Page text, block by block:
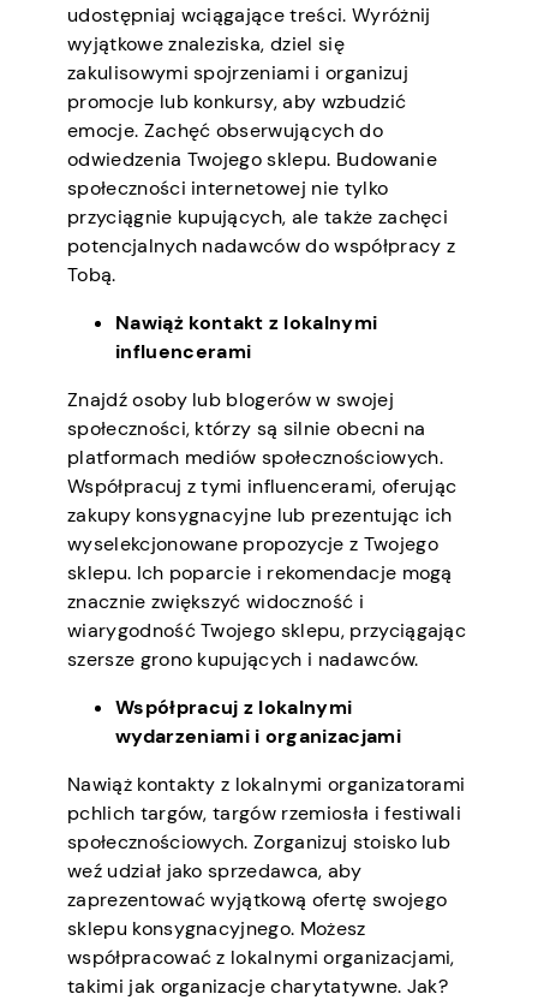
udostępniaj wciągające treści. Wyróżnij
wyjątkowe znaleziska, dziel się
zakulisowymi spojrzeniami i organizuj
promocje lub konkursy, aby wzbudzić
emocje. Zachęć obserwujących do
odwiedzenia Twojego sklepu. Budowanie
społeczności internetowej nie tylko
przyciągnie kupujących, ale także zachęci
potencjalnych nadawców do współpracy z
Tobą.
Nawiąż kontakt z lokalnymi
influencerami
Znajdź osoby lub blogerów w swojej
społeczności, którzy są silnie obecni na
platformach mediów społecznościowych.
Współpracuj z tymi influencerami, oferując
zakupy konsygnacyjne lub prezentując ich
wyselekcjonowane propozycje z Twojego
sklepu. Ich poparcie i rekomendacje mogą
znacznie zwiększyć widoczność i
wiarygodność Twojego sklepu, przyciągając
szersze grono kupujących i nadawców.
Współpracuj z lokalnymi
wydarzeniami i organizacjami
Nawiąż kontakty z lokalnymi organizatorami
pchlich targów, targów rzemiosła i festiwali
społecznościowych. Zorganizuj stoisko lub
weź udział jako sprzedawca, aby
zaprezentować wyjątkową ofertę swojego
sklepu konsygnacyjnego. Możesz
współpracować z lokalnymi organizacjami,
takimi jak organizacje charytatywne. Jak?